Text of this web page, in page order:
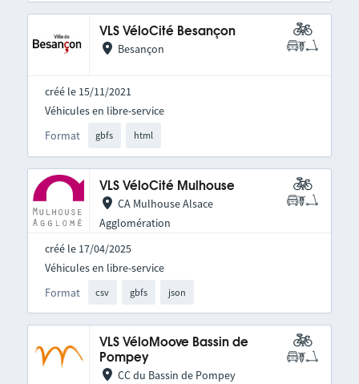
VLS VéloCité Besançon
Besançon
créé le 15/11/2021
Format gbfs html
Véhicules en libre-service
VLS VéloCité Mulhouse
CA Mulhouse Alsace
Agglomération
créé le 17/04/2025
Format csv gbfs json
Véhicules en libre-service
VLS VéloMoove Bassin de
Pompey
CC du Bassin de Pompey